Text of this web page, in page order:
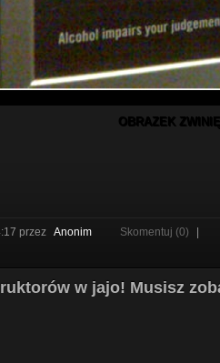
OBRAZEK
przez Anonim Skomentuj (0)
w jajo! Musisz